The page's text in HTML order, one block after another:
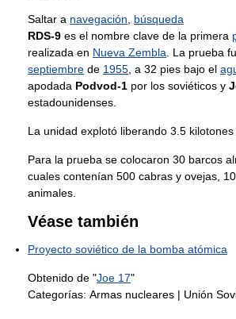
Saltar a navegación
búsqueda
RDS-9 es el nombre clave de la primera
realizada en Nueva Zembla . La prueba
septiembre de 1955 , a 32 pies bajo el
apodada Podvod-1 por los soviéticos y
estadounidenses.
La unidad explotó liberando 3.5 kilotones
Para la prueba se colocaron 30 barcos
cuales contenían 500 cabras y ovejas,
animales.
Véase también
Proyecto soviético de la bomba atómica
Obtenido de "Joe 17"
Categorías: Armas nucleares | Unión